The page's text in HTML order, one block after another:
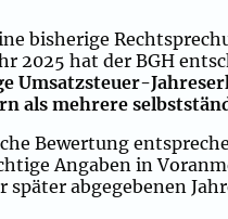
bisherige
2025 hat der BGH
Umsatzsteuer-
als mehrere
Bewertung
Angaben in
später abgegebenen